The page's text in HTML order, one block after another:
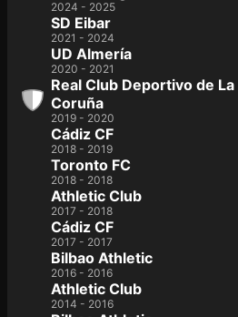
2024 - 2025
SD Eibar
2021 - 2024
UD Almería
2020 - 2021
Real Club Deportivo de La
Coruña
2019 - 2020
Cádiz CF
2018 - 2019
Toronto FC
2018 - 2018
Athletic Club
2017 - 2018
Cádiz CF
2017 - 2017
Bilbao Athletic
2016 - 2016
Athletic Club
2014 - 2016